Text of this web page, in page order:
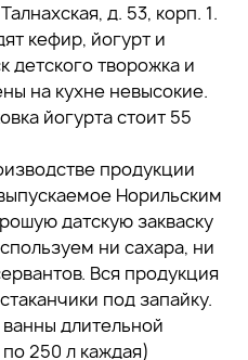
д. 53, корп. 1.
кефир, йогурт и
детского творожка и
на кухне невысокие.
йогурта стоит 55
продукции
Норильским
датскую закваску
ни сахара, ни
Вся продукция
под запайку.
длительной
250 л каждая)